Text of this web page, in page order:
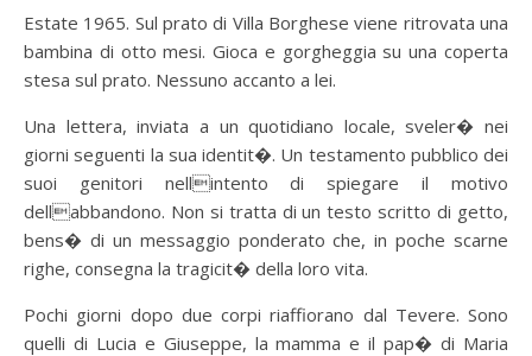
Estate 1965. Sul prato di Villa Borghese viene ritrovata una
bambina di otto mesi. Gioca e gorgheggia su una coperta
stesa sul prato. Nessuno accanto a lei.
Una lettera, inviata a un quotidiano locale, sveler� nei
giorni seguenti la sua identit�. Un testamento pubblico dei
suoi genitori nellintento di spiegare il motivo
dellabbandono. Non si tratta di un testo scritto di getto,
bens� di un messaggio ponderato che, in poche scarne
righe, consegna la tragicit� della loro vita.
Pochi giorni dopo due corpi riaffiorano dal Tevere. Sono
quelli di Lucia e Giuseppe, la mamma e il pap� di Maria